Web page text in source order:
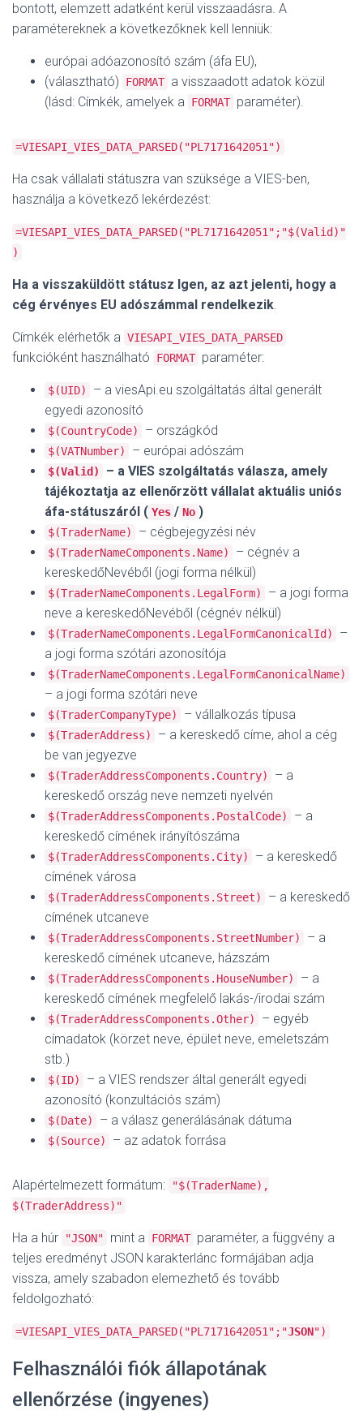
bontott, elemzett adatként kerül visszaadásra. A
paramétereknek a következőknek kell lenniük:
európai adóazonosító szám (áfa EU),
(választható)
FORMAT a visszaadott adatok közül
(lásd: Címkék, amelyek a FORMAT paraméter).
=VIESAPI_VIES_DATA_PARSED("PL7171642051")
Ha csak vállalati státuszra van szüksége a VIES-ben,
használja a következő lekérdezést:
=VIESAPI_VIES_DATA_PARSED("PL7171642051";"$(Valid)"
)
Ha a visszaküldött státusz Igen, az azt jelenti, hogy a
cég érvényes EU adószámmal rendelkezik.
Címkék elérhetők a VIESAPI_VIES_DATA_PARSED
funkcióként használható FORMAT paraméter:
$(UID)
– a viesApi.eu szolgáltatás által generált
egyedi azonosító
$(CountryCode) – országkód
$(VATNumber) – európai adószám
$(Valid)
– a VIES szolgáltatás válasza, amely
tájékoztatja az ellenőrzött vállalat aktuális uniós
áfa-státuszáról ( Yes / No )
$(TraderName) – cégbejegyzési név
$(TraderNameComponents.Name)
– cégnév a
kereskedőNevéből (jogi forma nélkül)
$(TraderNameComponents.LegalForm)
– a jogi forma
neve a kereskedőNevéből (cégnév nélkül)
$(TraderNameComponents.LegalFormCanonicalId)
–
a jogi forma szótári azonosítója
$(TraderNameComponents.LegalFormCanonicalName)
– a jogi forma szótári neve
$(TraderCompanyType) – vállalkozás típusa
$(TraderAddress)
– a kereskedő címe, ahol a cég
be van jegyezve
$(TraderAddressComponents.Country)
– a
kereskedő ország neve nemzeti nyelvén
$(TraderAddressComponents.PostalCode)
– a
kereskedő címének irányítószáma
$(TraderAddressComponents.City)
– a kereskedő
címének városa
$(TraderAddressComponents.Street)
– a kereskedő
címének utcaneve
$(TraderAddressComponents.StreetNumber)
– a
kereskedő címének utcaneve, házszám
$(TraderAddressComponents.HouseNumber)
– a
kereskedő címének megfelelő lakás-/irodai szám
$(TraderAddressComponents.Other)
– egyéb
címadatok (körzet neve, épület neve, emeletszám
stb.)
$(ID)
– a VIES rendszer által generált egyedi
azonosító (konzultációs szám)
$(Date) – a válasz generálásának dátuma
$(Source) – az adatok forrása
Alapértelmezett formátum:
"$(TraderName),
$(TraderAddress)"
Ha a húr "JSON" mint a FORMAT paraméter, a függvény a
teljes eredményt JSON karakterlánc formájában adja
vissza, amely szabadon elemezhető és tovább
feldolgozható:
=VIESAPI_VIES_DATA_PARSED("PL7171642051";"JSON")
Felhasználói fiók állapotának
ellenőrzése (ingyenes)